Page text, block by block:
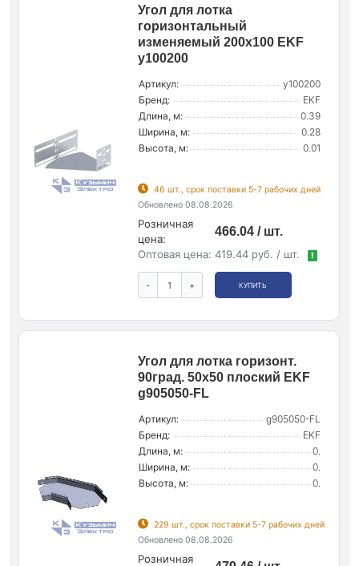
Угол для лотка
горизонтальный
изменяемый 200х100 EKF
y100200
Артикул:
y100200
Бренд:
EKF
Длина, м:
0.39
Ширина, м:
0.28
Высота, м:
0.01
46 шт., срок поставки 5-7 рабочих дней
Обновлено 08.08.2026
Розничная
цена:
466.04 / шт.
Оптовая цена: 419.44 руб. / шт. !
- + КУПИТЬ
Угол для лотка горизонт.
90град. 50х50 плоский EKF
g905050-FL
Артикул:
g905050-FL
Бренд:
EKF
Длина, м:
0.
Ширина, м:
0.
Высота, м:
0.
229 шт., срок поставки 5-7 рабочих дней
Обновлено 08.08.2026
Розничная